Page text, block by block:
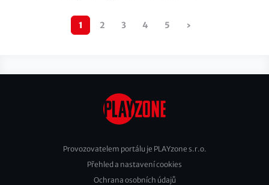
Pagination 1 2 3 4 5 ›
Footer
Provozovatelem portálu je PLAYzone s.r.o.
Přehled a nastavení cookies
Ochrana osobních údajů